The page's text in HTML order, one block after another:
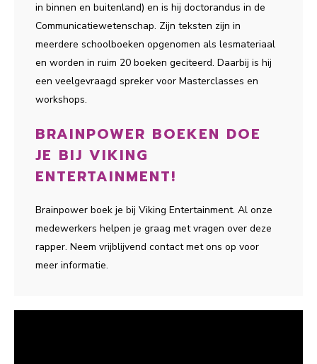
in binnen en buitenland) en is hij doctorandus in de
Communicatiewetenschap. Zijn teksten zijn in
meerdere schoolboeken opgenomen als lesmateriaal
en worden in ruim 20 boeken geciteerd. Daarbij is hij
een veelgevraagd spreker voor Masterclasses en
workshops.
BRAINPOWER BOEKEN DOE
JE BIJ VIKING
ENTERTAINMENT!
Brainpower boek je bij Viking Entertainment. Al onze
medewerkers helpen je graag met vragen over deze
rapper. Neem vrijblijvend contact met ons op voor
meer informatie.